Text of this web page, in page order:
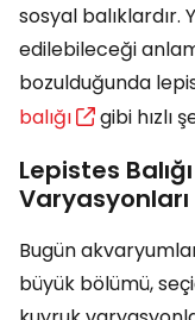
sosyal balıklardır.
edilebileceği
bozulduğunda
balığı
gibi hızlı
Lepistes
Varyasyonları
Bugün
büyük bölümü,